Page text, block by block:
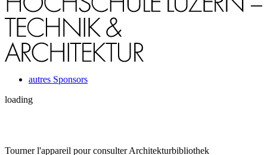
autres Sponsors
loading
Tourner l'appareil pour consulter Architekturbibliothek